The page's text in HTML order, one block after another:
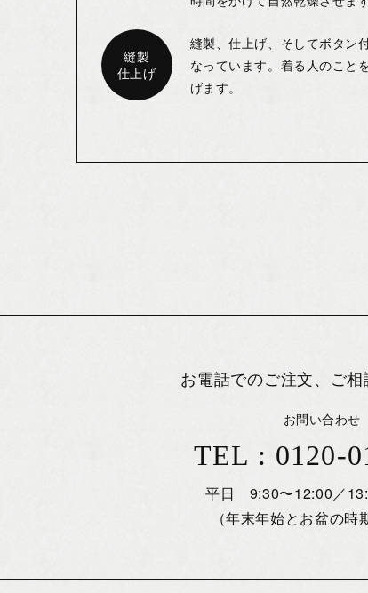
縫製
仕上げ
縫製、仕上げ、そしてボタン
なっています。着る人のこと
げます。
お電話でのご注文、ご
お問い合わせ
TEL : 0120-
平日 9:30〜12:00／
（年末年始とお盆の時